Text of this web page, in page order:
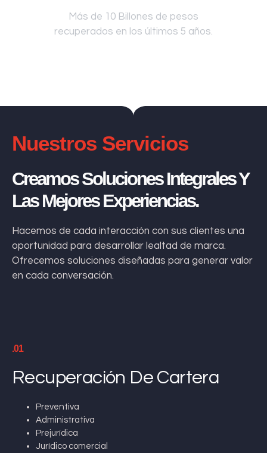
Más de 10 Billones de pesos
recuperados en los últimos 5 años.
Nuestros Servicios
Creamos Soluciones Integrales Y
Las Mejores Experiencias.
Hacemos de cada interacción con sus clientes una
oportunidad para desarrollar lealtad de marca.
Ofrecemos soluciones diseñadas para generar valor
en cada conversación.
.01
Recuperación De Cartera
Preventiva
Administrativa
Prejurídica
Jurídico comercial